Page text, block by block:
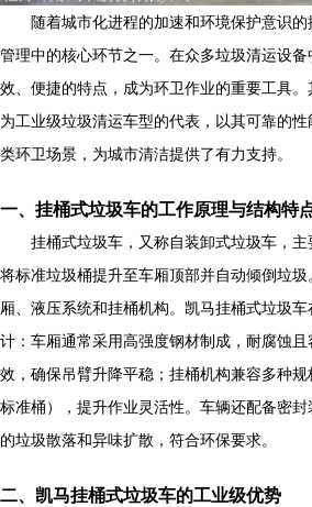
随着城市化进程的加速和环境保护意识
管理中的核心环节之一。在众多垃圾清运设
效、便捷的特点，成为环卫作业的重要工具
为工业级垃圾清运车型的代表，以其可靠的
类环卫场景，为城市清洁提供了有力支持。
一、挂桶式垃圾车的工作原理与结构特
挂桶式垃圾车，又称自装卸式垃圾车，主
将标准垃圾桶提升至车厢顶部并自动倾倒垃
厢、液压系统和挂桶机构。凯马挂桶式垃圾
计：车厢通常采用高强度钢材制成，耐腐蚀
效，确保吊臂升降平稳；挂桶机构兼容多种
标准桶），提升作业灵活性。车辆还配备密
的垃圾散落和异味扩散，符合环保要求。
二、凯马挂桶式垃圾车的工业级优势